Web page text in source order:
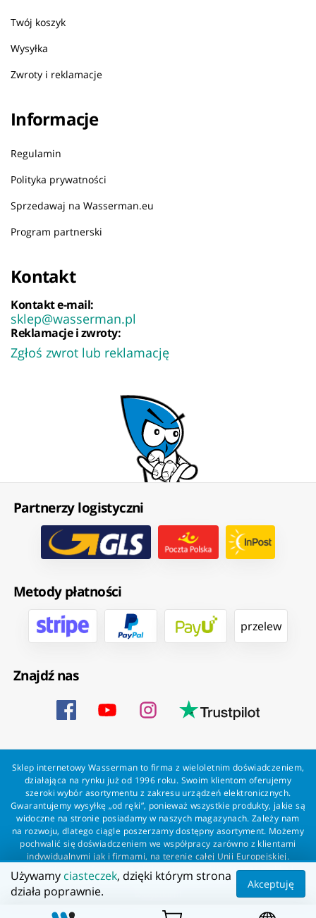
Twój koszyk
Wysyłka
Zwroty i reklamacje
Informacje
Regulamin
Polityka prywatności
Sprzedawaj na Wasserman.eu
Program partnerski
Kontakt
Kontakt e-mail:
sklep@wasserman.pl
Reklamacje i zwroty:
Zgłoś zwrot lub reklamację
Partnerzy logistyczni
Metody płatności
przelew
Znajdź nas
Sklep internetowy Wasserman to firma z wieloletnim doświadczeniem,
działająca na rynku już od 1996 roku. Swoim klientom oferujemy
szeroki wybór asortymentu z zakresu urządzeń elektronicznych.
Gwarantujemy wysyłkę „od ręki”, ponieważ wszystkie produkty, jakie są
widoczne na stronie posiadamy w naszych magazynach. Zależy nam
na rozwoju, dlatego ciągle poszerzamy dostępny asortyment. Możemy
pochwalić się doświadczeniem we współpracy zarówno z klientami
indywidualnymi jak i firmami, na terenie całej Unii Europejskiej.
Zapewniamy profesjonalną obsługę każdego klienta oraz szybką i
bezproblemową realizację zamówień. Wasserman - wszystko dla
Używamy ciasteczek, dzięki którym strona
działa poprawnie.
Akceptuję